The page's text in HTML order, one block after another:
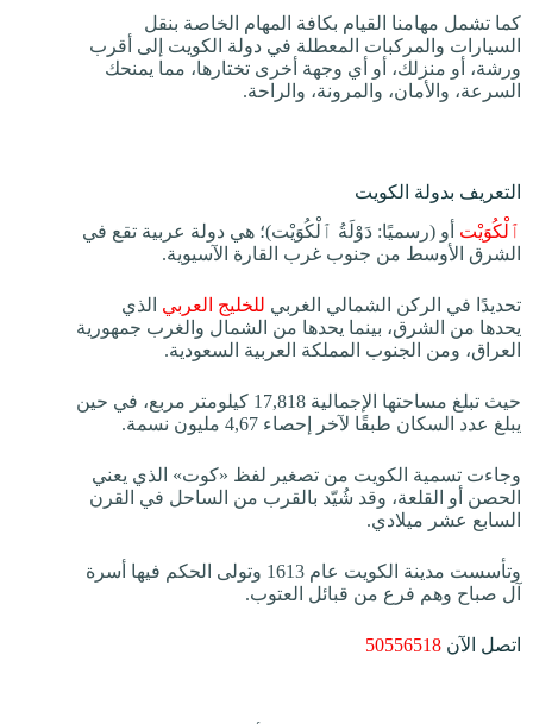
كما تشمل مهامنا القيام بكافة المهام الخاصة بنقل
السيارات والمركبات المعطلة في دولة الكويت إلى أقرب
ورشة، أو منزلك، أو أي وجهة أخرى تختارها، مما يمنحك
السرعة، والأمان، والمرونة، والراحة.
التعريف بدولة الكويت
ٱلْكُوَيْت أو (رسميًا: دَوْلَةُ ٱلْكُوَيْت)؛ هي دولة عربية تقع في
الشرق الأوسط من جنوب غرب القارة الآسيوية.
تحديدًا في الركن الشمالي الغربي للخليج العربي الذي
يحدها من الشرق، بينما يحدها من الشمال والغرب جمهورية
العراق، ومن الجنوب المملكة العربية السعودية.
حيث تبلغ مساحتها الإجمالية 17,818 كيلومتر مربع، في حين
يبلغ عدد السكان طبقًا لآخر إحصاء 4,67 مليون نسمة.
وجاءت تسمية الكويت من تصغير لفظ «كوت» الذي يعني
الحصن أو القلعة، وقد شُيّد بالقرب من الساحل في القرن
السابع عشر ميلادي.
وتأسست مدينة الكويت عام 1613 وتولى الحكم فيها أسرة
آل صباح وهم فرع من قبائل العتوب.
اتصل الآن 50556518